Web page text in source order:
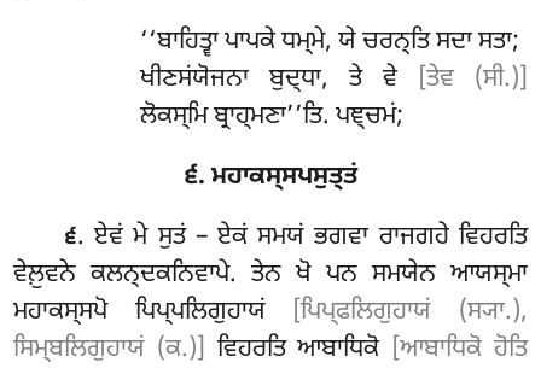
‘‘ਬਾਹਿਤ੍ਵਾ ਪਾਪਕੇ ਧਮ੍ਮੇ, ਯੇ ਚਰਨ੍ਤਿ ਸਦਾ ਸਤਾ;
ਖੀਣਸਂਯੋਜਨਾਬੁਦ੍ਧਾ, ਤੇ ਵੇ
[ਤੇਵ (ਸੀ.)]
ਲੋਕਸ੍ਮਿ ਬ੍ਰਾਹ੍ਮਣਾ’’ਤਿ. ਪਞ੍ਚਮਂ;
੬. ਮਹਾਕਸ੍ਸਪਸੁਤ੍ਤਂ
੬. ਏਵਂ ਮੇ ਸੁਤਂ – ਏਕਂ ਸਮਯਂ ਭਗਵਾ ਰਾਜਗਹੇ ਵਿਹਰਤਿ
ਵੇਲ਼ੁਵਨੇ ਕਲਨ੍ਦਕਨਿਵਾਪੇ. ਤੇਨ ਖੋ ਪਨ ਸਮਯੇਨ ਆਯਸ੍ਮਾ
ਮਹਾਕਸ੍ਸਪੋ ਪਿਪ੍ਪਲਿਗੁਹਾਯਂ
[ਪਿਪ੍ਫਲਿਗੁਹਾਯਂ (ਸ੍ਯਾ.),
ਸਿਮ੍ਬਲਿਗੁਹਾਯਂ (ਕ.)] ਵਿਹਰਤਿ ਆਬਾਧਿਕੋ [ਆਬਾਧਿਕੋ ਹੋਤਿ